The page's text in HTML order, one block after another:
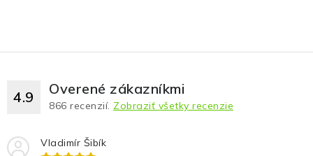
4.9 Overené zákazníkmi
866 recenzií. Zobraziť všetky recenzie
Vladimír Šibík